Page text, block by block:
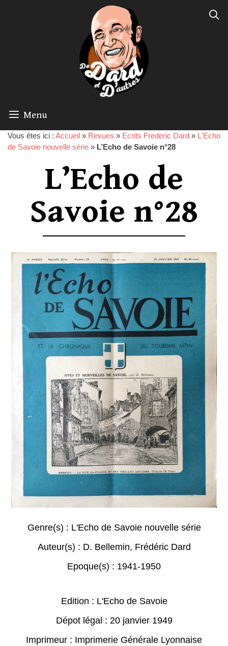
Menu
Vous êtes ici : Accueil » Revues » Ecrits Frederic Dard » L'Echo
de Savoie nouvelle série » L’Echo de Savoie n°28
L’Echo de
Savoie n°28
Genre(s) : L'Echo de Savoie nouvelle série
Auteur(s) : D. Bellemin, Frédéric Dard
Epoque(s) : 1941-1950
Edition : L'Echo de Savoie
Dépot légal : 20 janvier 1949
Imprimeur : Imprimerie Générale Lyonnaise